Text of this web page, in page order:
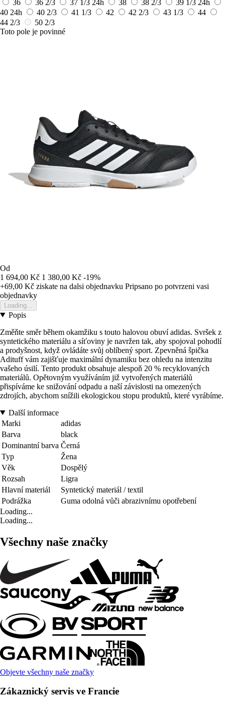
36 36 2/3 37 1/3 24h 38 38 2/3 39 1/3 24h
40 24h 40 2/3 41 1/3 42 42 2/3 43 1/3
44
44 2/3
50 2/3
Toto pole je povinné
Od
1 694,00 Kč 1 380,00 Kč -19%
+69,00 Kč ziskate na dalsi objednavku Pripsano po potvrzeni vasi
objednavky
Loading...
Popis
Změňte směr během okamžiku s touto halovou obuví adidas. Svršek z
syntetického materiálu a síťoviny je navržen tak, aby spojoval pohodlí
a prodyšnost, když ovládáte svůj oblíbený sport. Zpevněná špička
Adituff vám zajišťuje maximální dynamiku bez ohledu na intenzitu
vašeho úsilí. Tento produkt obsahuje alespoň 20 % recyklovaných
materiálů. Opětovným využíváním již vytvořených materiálů
přispíváme ke snižování odpadu a naší závislosti na omezených
zdrojích, abychom snížili ekologickou stopu produktů, které vyrábíme.
Další informace
Marki
adidas
Barva
black
Dominantní barva Černá
Typ
Žena
Věk
Dospělý
Rozsah
Ligra
Hlavní materiál
Syntetický materiál / textil
Podrážka
Guma odolná vůči abrazivnímu opotřebení
Loading...
Loading...
Všechny naše značky
Objevte všechny naše značky
Zákaznický servis ve Francie